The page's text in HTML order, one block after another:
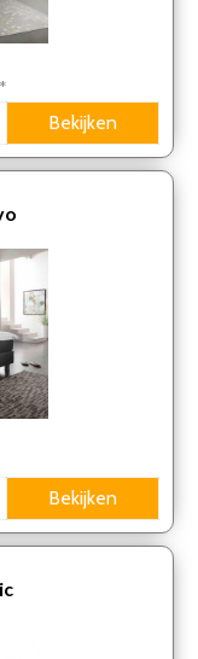
*
Bekijken
Bekijken